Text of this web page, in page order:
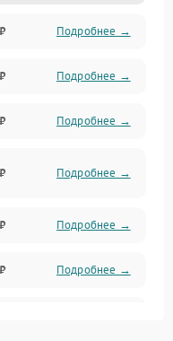
Подробнее →
Подробнее →
Подробнее →
Подробнее →
Подробнее →
Подробнее →